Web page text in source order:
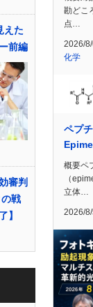
えた
前編
審判
戦
】
勘どこ
点…
2026/
化学
ペプ
概要ペ
（
立体…
2026/